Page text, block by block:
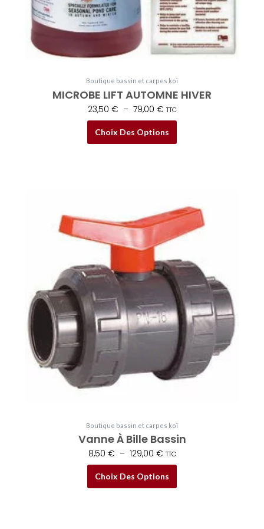
Boutique bassin et carpes koï
MICROBE LIFT AUTOMNE HIVER
23,50 € – 79,00 € TTC
Choix Des Options
page
du
produit
Boutique bassin et carpes koï
Vanne À Bille Bassin
8,50 € – 129,00 €
de
prix :
8,50 €
à
129,00 €
TTC
Choix Des Options
produit
plusieurs
Les
options
peuvent
être
choisies
sur
la
page